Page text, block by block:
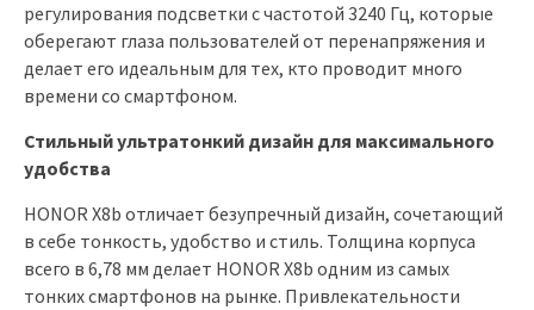
регулирования подсветки с частотой 3240 Гц, которые
оберегают глаза пользователей от перенапряжения и
делает его идеальным для тех, кто проводит много
времени со смартфоном.
Стильный ультратонкий дизайн для максимального
удобства
HONOR X8b отличает безупречный дизайн, сочетающий
в себе тонкость, удобство и стиль. Толщина корпуса
всего в 6,78 мм делает HONOR X8b одним из самых
тонких смартфонов на рынке. Привлекательности